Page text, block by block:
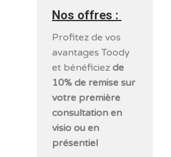
Nos offres :
Profitez de vos
avantages Toody
et bénéficiezde
10% de remise sur
votre première
consultation en
visio ou en
présentiel